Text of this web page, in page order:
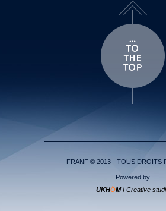
FRANF © 2013 - TOUS DROITS
Powered by
UKHÖMI Creative